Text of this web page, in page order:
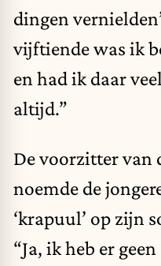
dingen
vijftiende was ik
en had ik daar
altijd.”
De voorzitter van
noemde de
‘krapuul’ op zijn
“Ja, ik heb er